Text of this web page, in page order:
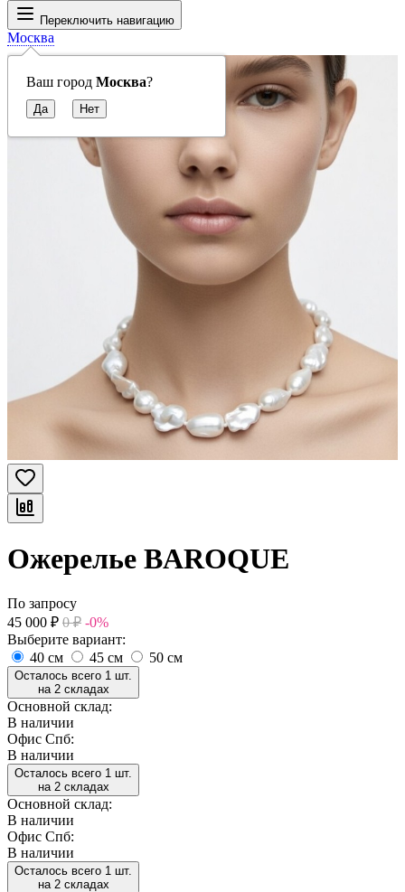
Переключить навигацию
Москва
Ваш город Москва?
Ожерелье BAROQUE
По запросу
45 000 ₽ 0 ₽ -0%
Выберите вариант:
40 см
45 см 50 см
Осталось всего 1 шт.
на 2 складах
Основной склад:
В наличии
Офис Спб:
В наличии
Осталось всего 1 шт.
на 2 складах
Основной склад:
В наличии
Офис Спб:
В наличии
Осталось всего 1 шт.
на 2 складах